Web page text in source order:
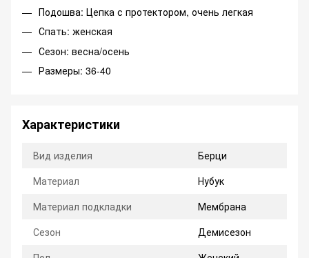
Подошва: Цепка с протектором, очень легкая
Спать: женская
Сезон: весна/осень
Размеры: 36-40
Характеристики
Вид изделия
Берци
Материал
Нубук
Материал подкладки
Мембрана
Сезон
Демисезон